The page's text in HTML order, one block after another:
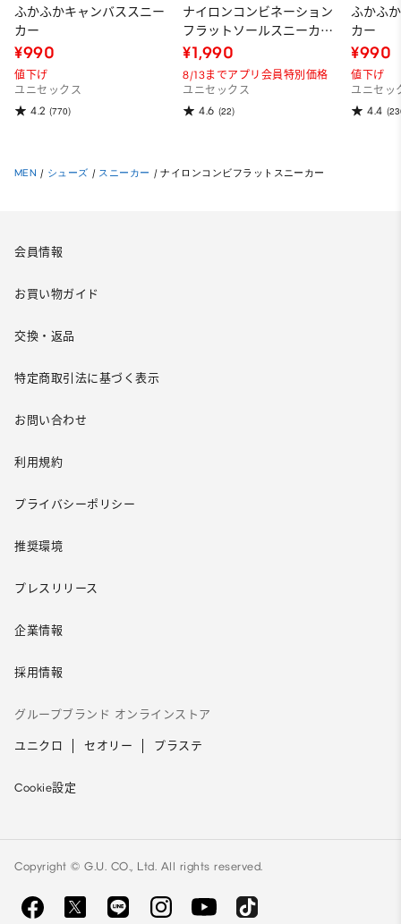
ふかふかキャンバススニー
カー
¥990
値下げ
ユニセックス
4.2 (770)
ナイロンコンビネーション
フラットソールスニーカー
ST
¥1,990
8/13までアプリ会員特別価格
ユニセックス
4.6 (22)
ふかふ
カー
¥990
値下げ
ユニセッ
4.4
MEN / シューズ / スニーカー / ナイロンコンビフラットスニーカー
会員情報
お買い物ガイド
交換・返品
特定商取引法に基づく表示
お問い合わせ
利用規約
プライバシーポリシー
推奨環境
プレスリリース
企業情報
採用情報
グループブランド オンラインストア
ユニクロ セオリー プラステ
Cookie設定
Copyright © G.U. CO., Ltd. All rights reserved.